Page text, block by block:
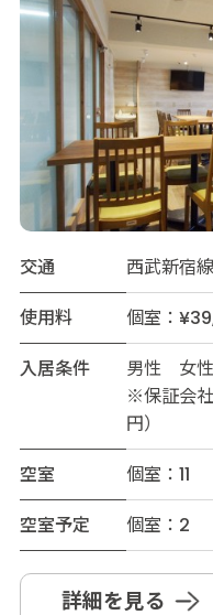
交通
西武新宿
使用料
個室：
入居条件
男性 女性
※保証会
円）
空室
個室：11
空室予定
個室：2
詳細を見る